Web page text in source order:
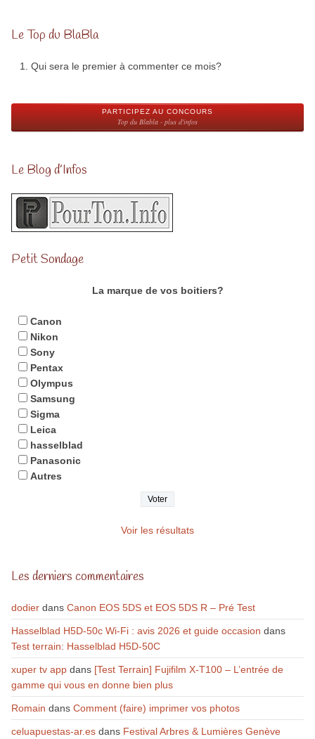
Le Top du BlaBla
Qui sera le premier à commenter ce mois?
PARTICIPEZ AU CONCOURS
Top du Blabla - plus d'infos
Le Blog d’Infos
Petit Sondage
La marque de vos boitiers?
Canon
Nikon
Sony
Pentax
Olympus
Samsung
Sigma
Leica
hasselblad
Panasonic
Autres
Voir les résultats
Les derniers commentaires
dodierdans Canon EOS 5DS et EOS 5DS R – Pré Test
Hasselblad H5D-50c Wi-Fi : avis 2026 et guide occasion dans
Test terrain: Hasselblad H5D-50C
xuper tv appdans [Test Terrain] Fujifilm X-T100 – L’entrée de
gamme qui vous en donne bien plus
Romain dans Comment (faire) imprimer vos photos
celuapuestas-ar.esdans Festival Arbres & Lumières Genève